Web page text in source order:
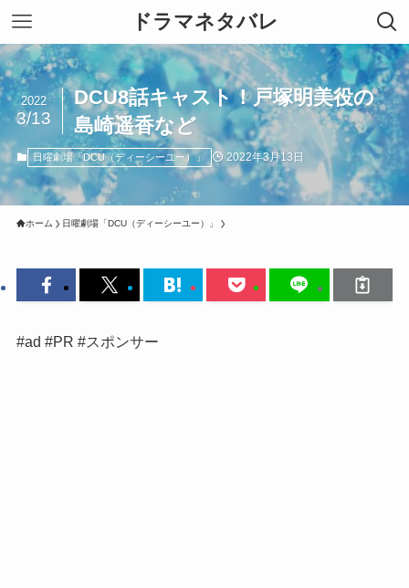
ドラマネタバレ
DCU8話キャスト！戸塚明美役の
島崎遥香など
2022
3/13
日曜劇場「DCU（ディーシーユー）」 2022年3月13日
ホーム 日曜劇場「DCU（ディーシーユー）」
#ad #PR #スポンサー